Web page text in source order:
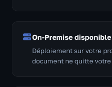
On-Premise disponible
Déploiement sur votre
document ne quitte